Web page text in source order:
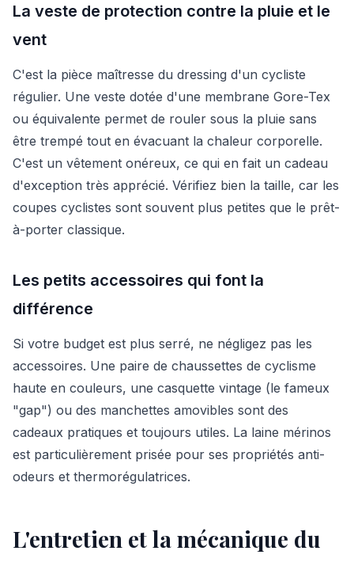
La veste de protection contre la pluie et le
vent
C'est la pièce maîtresse du dressing d'un cycliste
régulier. Une veste dotée d'une membrane Gore-Tex
ou équivalente permet de rouler sous la pluie sans
être trempé tout en évacuant la chaleur corporelle.
C'est un vêtement onéreux, ce qui en fait un cadeau
d'exception très apprécié. Vérifiez bien la taille, car les
coupes cyclistes sont souvent plus petites que le prêt-
à-porter classique.
Les petits accessoires qui font la
différence
Si votre budget est plus serré, ne négligez pas les
accessoires. Une paire de chaussettes de cyclisme
haute en couleurs, une casquette vintage (le fameux
"gap") ou des manchettes amovibles sont des
cadeaux pratiques et toujours utiles. La laine mérinos
est particulièrement prisée pour ses propriétés anti-
odeurs et thermorégulatrices.
L'entretien et la mécanique du